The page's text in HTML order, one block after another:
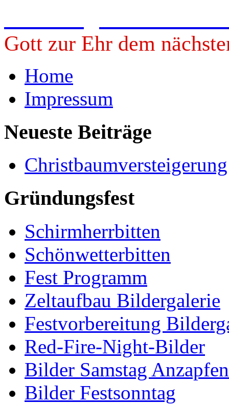
Gott zur Ehr dem
Home
Impressum
Neueste Beiträge
Gründungsfest
Schirmherrbitten
Schönwetterbitten
Fest Programm
Zeltaufbau Bildergalerie
Festvorbereitung
Red-Fire-Night-Bilder
Bilder Samstag
Bilder Festsonntag